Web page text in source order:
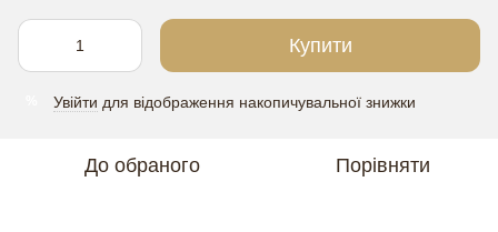
Купити
Увійти для відображення накопичувальної знижки
До обраного Порівняти